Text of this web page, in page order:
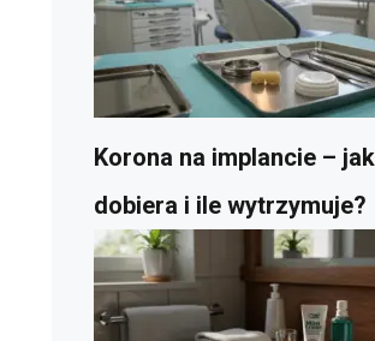
Korona na implancie –
dobiera i ile wytrzymuje?